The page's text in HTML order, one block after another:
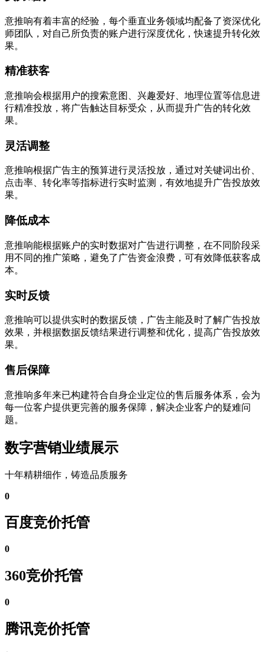
意推响有着丰富的经验，每个垂直业务领域均配备了资深优化
师团队，对自己所负责的账户进行深度优化，快速提升转化效
果。
精准获客
意推响会根据用户的搜索意图、兴趣爱好、地理位置等信息进
行精准投放，将广告触达目标受众，从而提升广告的转化效
果。
灵活调整
意推响根据广告主的预算进行灵活投放，通过对关键词出价、
点击率、转化率等指标进行实时监测，有效地提升广告投放效
果。
降低成本
意推响能根据账户的实时数据对广告进行调整，在不同阶段采
用不同的推广策略，避免了广告资金浪费，可有效降低获客成
本。
实时反馈
意推响可以提供实时的数据反馈，广告主能及时了解广告投放
效果，并根据数据反馈结果进行调整和优化，提高广告投放效
果。
售后保障
意推响多年来已构建符合自身企业定位的售后服务体系，会为
每一位客户提供更完善的服务保障，解决企业客户的疑难问
题。
数字营销业绩展示
十年精耕细作，铸造品质服务
0
百度竞价托管
0
360竞价托管
0
腾讯竞价托管